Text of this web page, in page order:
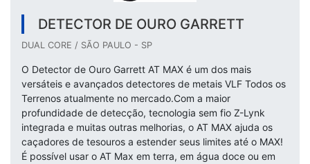
DETECTOR DE OURO GARRETT
DUAL CORE / SÃO PAULO - SP
O Detector de Ouro Garrett AT MAX é um dos mais
versáteis e avançados detectores de metais VLF Todos os
Terrenos atualmente no mercado.Com a maior
profundidade de detecção, tecnologia sem fio Z-Lynk
integrada e muitas outras melhorias, o AT MAX ajuda os
caçadores de tesouros a estender seus limites até o MAX!
É possível usar o AT Max em terra, em água doce ou em